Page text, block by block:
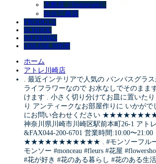
大船店（Instagram）
仙台三越店
PRODUCT
SCHOOL
WEDDING
ONLINE SHOP
ホーム
アトレ川崎店
. 最近インテリアで人気の パンパスグラ
ライフラワーなので お水なしでそのまま
けます . 小さく切り分けてお皿に置いた
り アンティークなお部屋作りに いかが
にお問い合わせください
神奈川県川崎市川崎区駅前本町26-1 アト
&FAX044-200-6701 営業時間:10:00〜21:00
★★★★★★★★★★★ . #モンソーフルール
モンソー #monceau #fleurs #花屋
#花が好き #花のある暮らし #花のある生